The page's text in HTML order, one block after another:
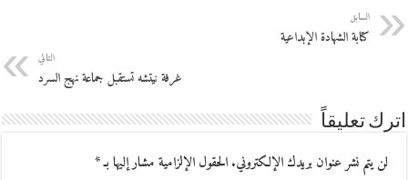
السابق
كتابة الشهادة الإبداعية
التالي
غرفة نيتشه تستقبل جماعة نهج السرد
اترك تعليقاً
لن يتم نشر عنوان بريدك الإلكتروني.الحقول الإلزامية مشار إليها بـ*